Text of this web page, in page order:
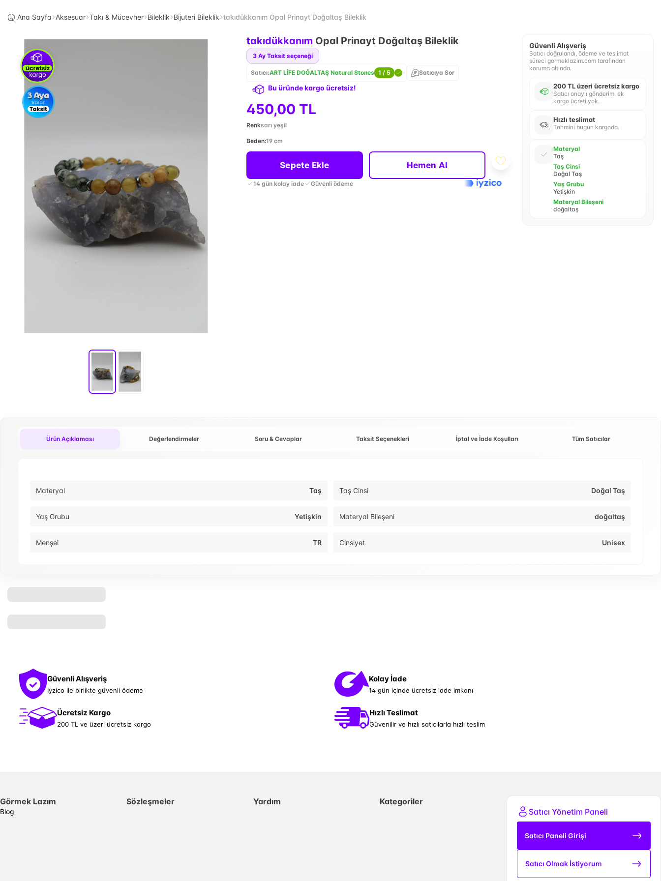
Ana Sayfa Aksesuar Takı & Mücevher Bileklik Bijuteri Bileklik takıdükkanım Opal Prinayt Doğaltaş Bileklik
takıdükkanım Opal Prinayt Doğaltaş Bileklik
3 Ay Taksit seçeneği
Satıcı:ART LİFE DOĞALTAŞ Natural Stones 1 / 5 Satıcıya Sor
Bu üründe kargo ücretsiz!
450,00 TL
Renksarı yeşil
Beden:19 cm
Sepete Ekle Hemen Al
14 gün kolay iade Güvenli ödeme
Güvenli Alışveriş
Satıcı doğrulandı, ödeme ve teslimat
süreci gormeklazim.com tarafından
koruma altında.
200 TL üzeri ücretsiz kargo
Satıcı onaylı gönderim, ek
kargo ücreti yok.
Hızlı teslimat
Tahmini bugün kargoda.
Materyal
Taş
Taş Cinsi
Doğal Taş
Yaş Grubu
Yetişkin
Materyal Bileşeni
doğaltaş
Ürün Açıklaması Değerlendirmeler Soru & Cevaplar Taksit Seçenekleri İptal ve İade Koşulları Tüm Satıcılar
Materyal Taş Taş Cinsi Doğal Taş
Yaş Grubu Yetişkin Materyal Bileşeni doğaltaş
Menşei TR Cinsiyet Unisex
Güvenli Alışveriş
İyzico ile birlikte güvenli ödeme
Kolay İade
14 gün içinde ücretsiz iade imkanı
Ücretsiz Kargo
200 TL ve üzeri ücretsiz kargo
Hızlı Teslimat
Güvenilir ve hızlı satıcılarla hızlı teslim
Görmek Lazım
Blog
Sözleşmeler Yardım
Kategoriler
Satıcı Yönetim Paneli
Satıcı Paneli Girişi
Satıcı Olmak İstiyorum